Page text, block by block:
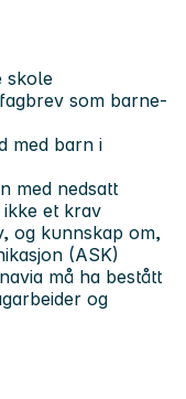
skole
som barne-
med barn i
med nedsatt
et krav
og kunnskap om,
(ASK)
må ha bestått
og